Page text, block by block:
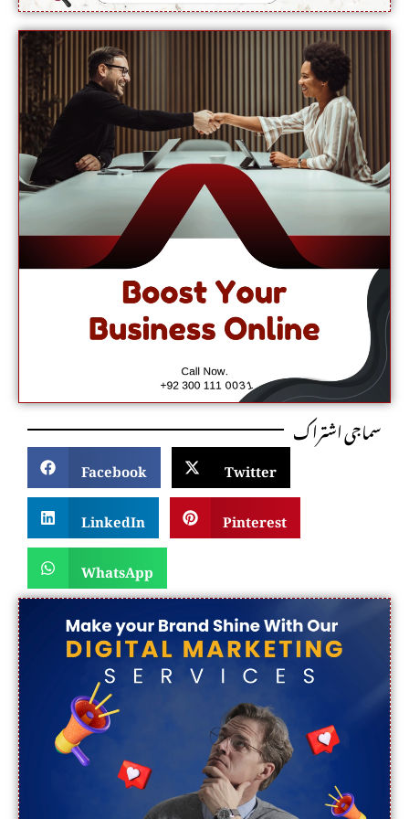
سماجی اشتراک
Facebook
Twitter
LinkedIn
Pinterest
WhatsApp